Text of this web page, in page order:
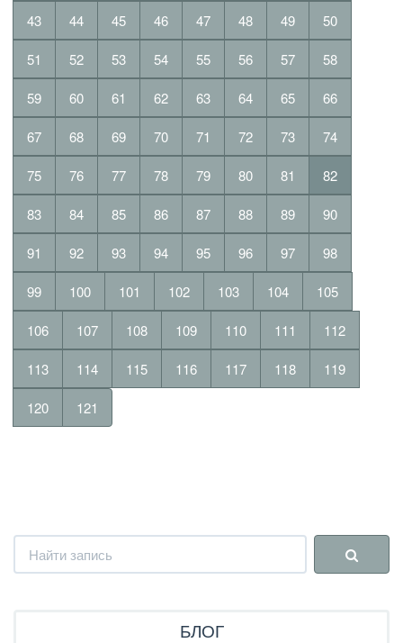
43 44 45 46 47 48 49 50
51 52 53 54 55 56 57 58
59 60 61 62 63 64 65 66
67 68 69 70 71 72 73 74
75 76 77 78 79 80 81 82
83 84 85 86 87 88 89 90
91 92 93 94 95 96 97 98
99 100 101 102 103 104 105
106 107 108 109 110 111 112
113 114 115 116 117 118 119
120 121
БЛОГ